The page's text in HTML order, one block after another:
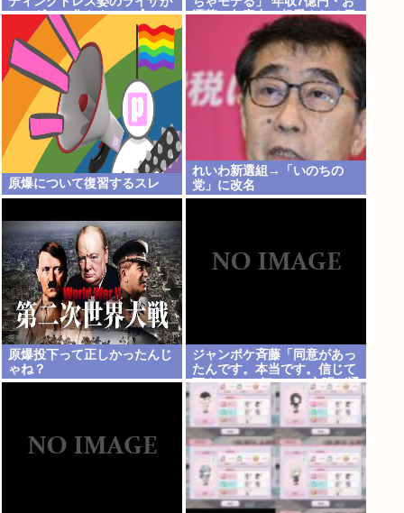
フィギュア化キタ───(ﾟ
∀ﾟ)───!!!!!
洒落・包容力…超愛される日
原爆について復習するスレ
れいわ新選組→「いのちの
党」に改名
原爆投下って正しかったんじ
ゃね？
ジャンポケ斉藤「同意があっ
たんです。本当です。信じて
下さい」 ←何でこの主張が通
らないの？